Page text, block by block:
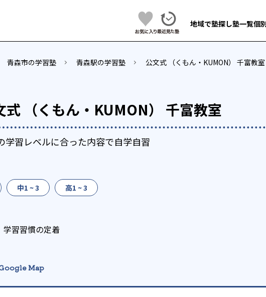
地域で塾探し塾一覧個
青森市の学習塾 青森駅の学習塾 公文式 （くもん・KUMON） 千富教室
式 （くもん・KUMON） 千富教室
学習レベルに合った内容で自学自習
中1 ~ 3 高1 ~ 3
学習習慣の定着
Map